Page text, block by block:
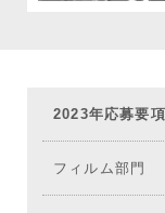
2023年応募要項
フィルム部門